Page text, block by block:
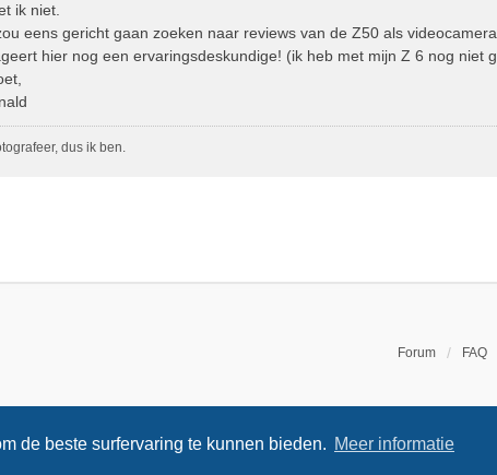
de beste surfervaring te kunnen bieden. Meer informatie
ik niet.
eens gericht gaan zoeken naar reviews van de Z50 als
hier nog een ervaringsdeskundige! (ik heb met mijn Z 6 nog niet
dus ik ben.
Forum FAQ